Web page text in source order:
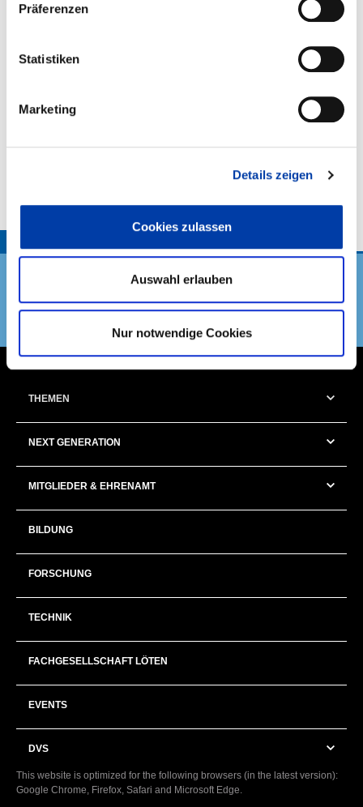
Präferenzen
Statistiken
Marketing
Details zeigen
Cookies zulassen
Auswahl erlauben
Nur notwendige Cookies
Beirat
THEMEN
NEXT GENERATION
MITGLIEDER & EHRENAMT
BILDUNG
FORSCHUNG
TECHNIK
FACHGESELLSCHAFT LÖTEN
EVENTS
DVS
This website is optimized for the following browsers (in the latest version):
Google Chrome, Firefox, Safari and Microsoft Edge.